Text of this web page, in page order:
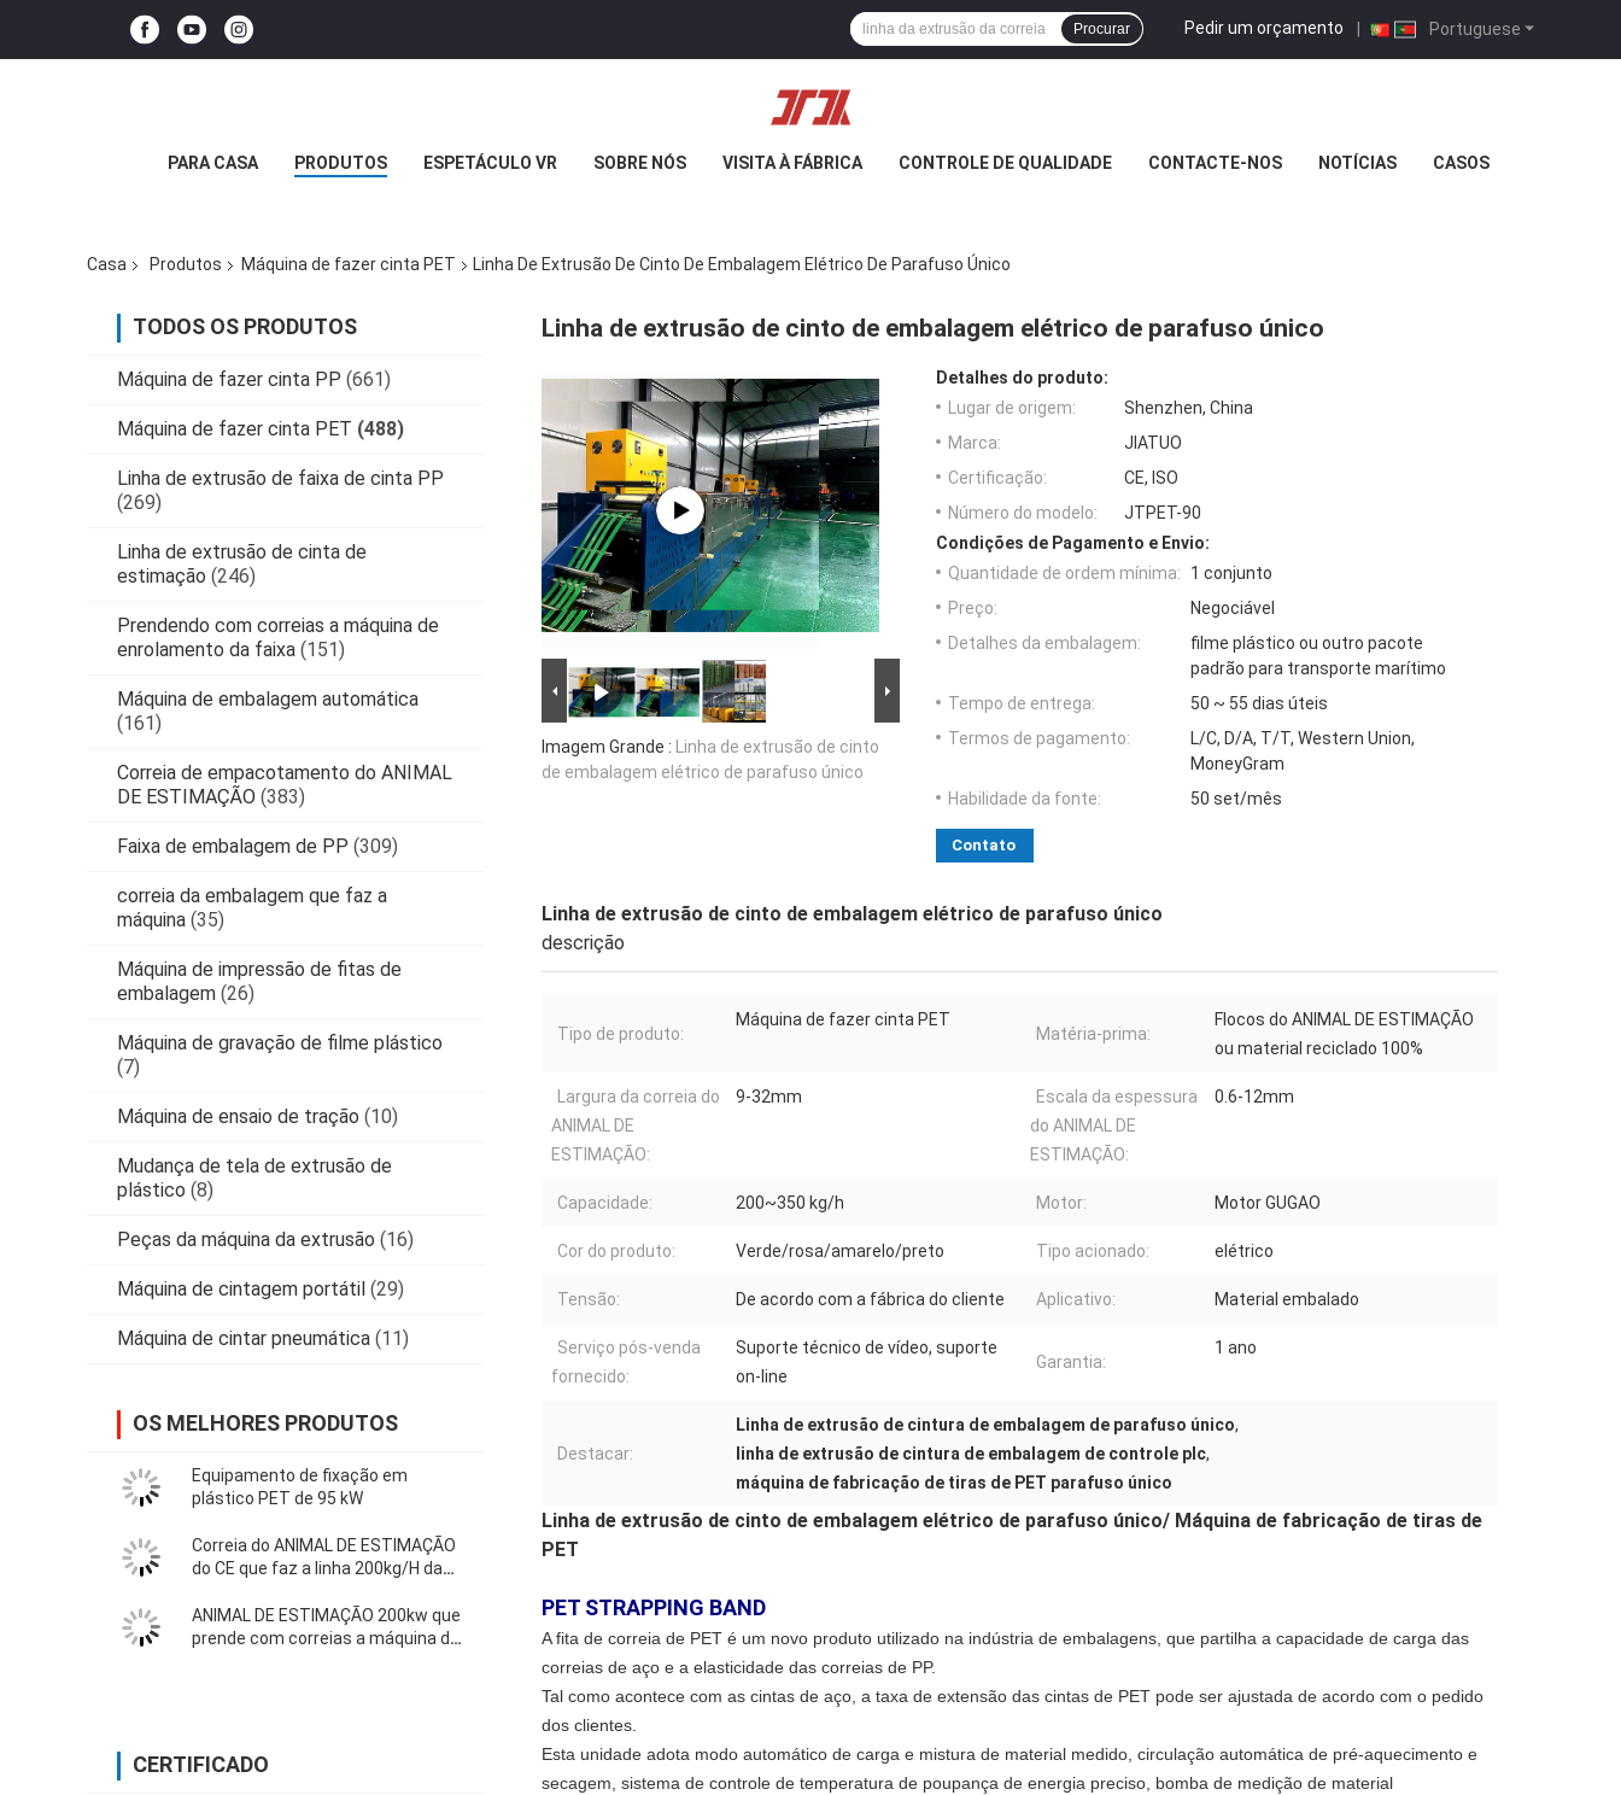
Portuguese
Pedir um orçamento |
Procurar
PARA CASA PRODUTOS ESPETÁCULO VR SOBRE NÓS VISITA À FÁBRICA CONTROLE DE QUALIDADE CONTACTE-NOS NOTÍCIAS CASOS
Casa Produtos Máquina de fazer cinta PET Linha De Extrusão De Cinto De Embalagem Elétrico De Parafuso Único
TODOS OS PRODUTOS
Máquina de fazer cinta PP (661)
Máquina de fazer cinta PET (488)
Linha de extrusão de faixa de cinta PP
(269)
Linha de extrusão de cinta de
estimação (246)
Prendendo com correias a máquina de
enrolamento da faixa (151)
Máquina de embalagem automática
(161)
Correia de empacotamento do ANIMAL
DE ESTIMAÇÃO (383)
Faixa de embalagem de PP (309)
correia da embalagem que faz a
máquina (35)
Máquina de impressão de fitas de
embalagem (26)
Máquina de gravação de filme plástico
(7)
Máquina de ensaio de tração (10)
Mudança de tela de extrusão de
plástico (8)
Peças da máquina da extrusão (16)
Máquina de cintagem portátil (29)
Máquina de cintar pneumática (11)
OS MELHORES PRODUTOS
Equipamento de fixação em
plástico PET de 95 kW
Correia do ANIMAL DE ESTIMAÇÃO
do CE que faz a linha 200kg/H da
ANIMAL DE ESTIMAÇÃO 200kw que
prende com correias a máquina da
CERTIFICADO
Linha de extrusão de cinto de embalagem elétrico de parafuso único
Imagem Grande : Linha de extrusão de cinto
de embalagem elétrico de parafuso único
Detalhes do produto:
Lugar de origem:
Shenzhen, China
Marca:
JIATUO
Certificação:
CE, ISO
Número do modelo:
JTPET-90
Condições de Pagamento e Envio:
Quantidade de ordem mínima:
1 conjunto
Preço:
Negociável
Detalhes da embalagem:
filme plástico ou outro pacote
padrão para transporte marítimo
Tempo de entrega:
50 ~ 55 dias úteis
Termos de pagamento:
L/C, D/A, T/T, Western Union,
MoneyGram
Habilidade da fonte:
50 set/mês
Contato
Linha de extrusão de cinto de embalagem elétrico de parafuso único
descrição
Tipo de produto:
Máquina de fazer cinta PET
Matéria-prima:
Flocos do ANIMAL DE ESTIMAÇÃO
ou material reciclado 100%
Largura da correia do
ANIMAL DE
ESTIMAÇÃO:
9-32mm
Escala da espessura
do ANIMAL DE
ESTIMAÇÃO:
0.6-12mm
Capacidade: 200~350 kg/h Motor: Motor GUGAO
Cor do produto: Verde/rosa/amarelo/preto Tipo acionado: elétrico
Tensão: De acordo com a fábrica do cliente Aplicativo: Material embalado
Serviço pós-venda
fornecido:
Suporte técnico de vídeo, suporte
on-line
Garantia:
1 ano
Destacar:
Linha de extrusão de cintura de embalagem de parafuso único,
linha de extrusão de cintura de embalagem de controle plc,
máquina de fabricação de tiras de PET parafuso único
Linha de extrusão de cinto de embalagem elétrico de parafuso único/ Máquina de fabricação de tiras de
PET
PET STRAPPING BAND
A fita de correia de PET é um novo produto utilizado na indústria de embalagens, que partilha a capacidade de carga das
correias de aço e a elasticidade das correias de PP.
Tal como acontece com as cintas de aço, a taxa de extensão das cintas de PET pode ser ajustada de acordo com o pedido
dos clientes.
Esta unidade adota modo automático de carga e mistura de material medido, circulação automática de pré-aquecimento e
secagem, sistema de controle de temperatura de poupança de energia preciso, bomba de medição de material